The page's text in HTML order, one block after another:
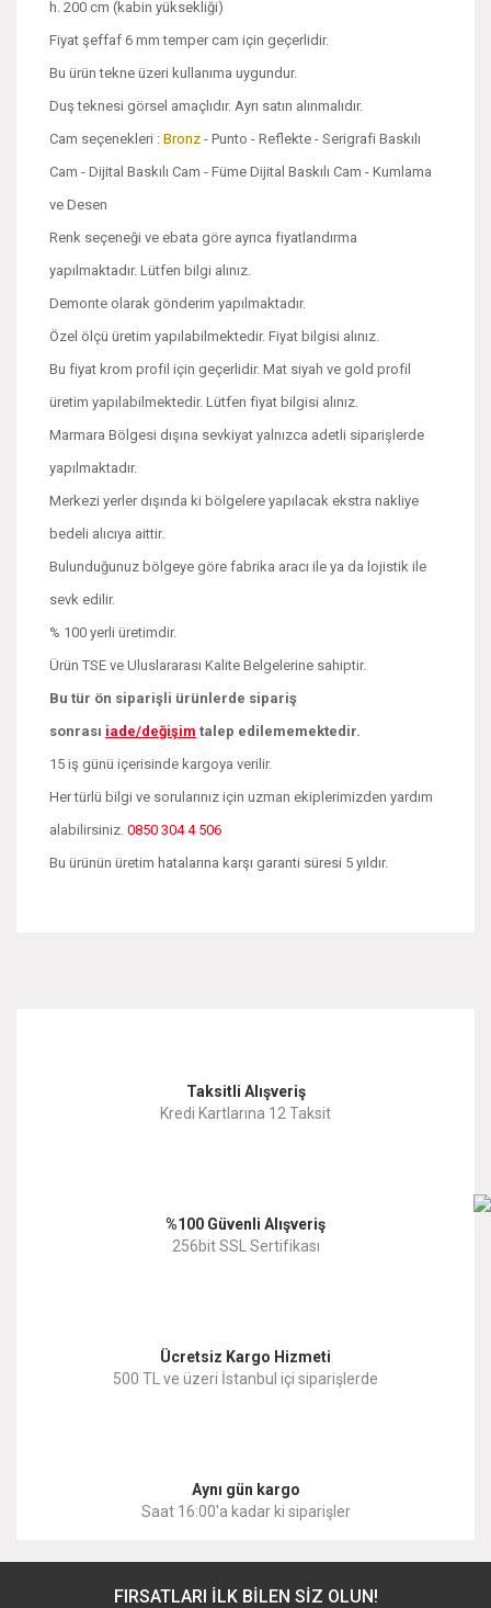
h. 200 cm (kabin yüksekliği)
Fiyat şeffaf 6 mm temper cam için geçerlidir.
Bu ürün tekne üzeri kullanıma uygundur.
Duş teknesi görsel amaçlıdır. Ayrı satın alınmalıdır.
Cam seçenekleri : Bronz - Punto - Reflekte - Serigrafi Baskılı
Cam - Dijital Baskılı Cam - Füme Dijital Baskılı Cam - Kumlama
ve Desen
Renk seçeneği ve ebata göre ayrıca fiyatlandırma
yapılmaktadır. Lütfen bilgi alınız.
Demonte olarak gönderim yapılmaktadır.
Özel ölçü üretim yapılabilmektedir. Fiyat bilgisi alınız.
Bu fiyat krom profil için geçerlidir. Mat siyah ve gold profil
üretim yapılabilmektedir. Lütfen fiyat bilgisi alınız.
Marmara Bölgesi dışına sevkiyat yalnızca adetli siparişlerde
yapılmaktadır.
Merkezi yerler dışında ki bölgelere yapılacak ekstra nakliye
bedeli alıcıya aittir.
Bulunduğunuz bölgeye göre fabrika aracı ile ya da lojistik ile
sevk edilir.
% 100 yerli üretimdir.
Ürün TSE ve Uluslararası Kalite Belgelerine sahiptir.
Bu tür ön siparişli ürünlerde sipariş
sonrası iade/değişim talep edilememektedir.
15 iş günü içerisinde kargoya verilir.
Her türlü bilgi ve sorularınız için uzman ekiplerimizden yardım
alabilirsiniz. 0850 304 4 506
Bu ürünün üretim hatalarına karşı garanti süresi 5 yıldır.
Ürün resmi kalitesiz, bozuk veya görüntülenemiyor.
Ürün fiyatı diğer sitelerden daha pahalı.
Taksitli Alışveriş
Kredi Kartlarına 12 Taksit
%100 Güvenli Alışveriş
256bit SSL Sertifikası
Ücretsiz Kargo Hizmeti
500 TL ve üzeri İstanbul içi siparişlerde
Aynı gün kargo
Saat 16:00'a kadar ki siparişler
FIRSATLARI İLK BİLEN SİZ OLUN!